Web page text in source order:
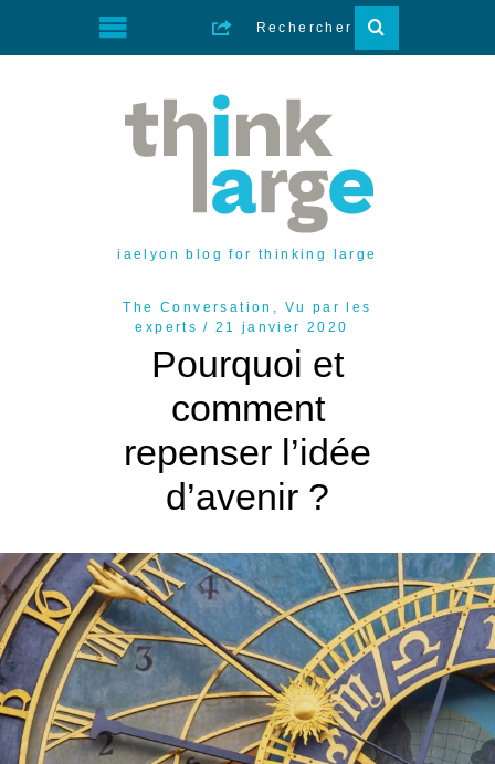
iaelyon blog for thinking large
The Conversation , Vu par les
experts
21 janvier 2020
Pourquoi et
comment
repenser l’idée
d’avenir ?